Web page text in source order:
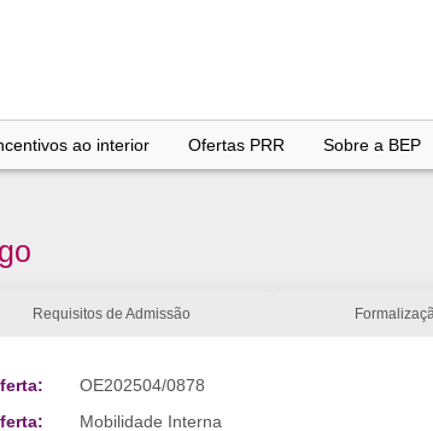
ao interior Ofertas PRR Sobre a BEP
Requisitos de Admissão
OE202504/0878
Mobilidade Interna